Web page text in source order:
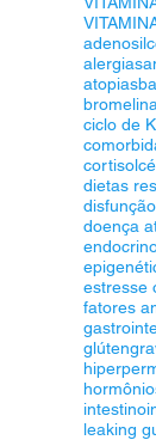
alergias
atopias
bromelina
ciclo de
cortisol
dietas
doença
estresse
fatores
glúten
intestino
leaking